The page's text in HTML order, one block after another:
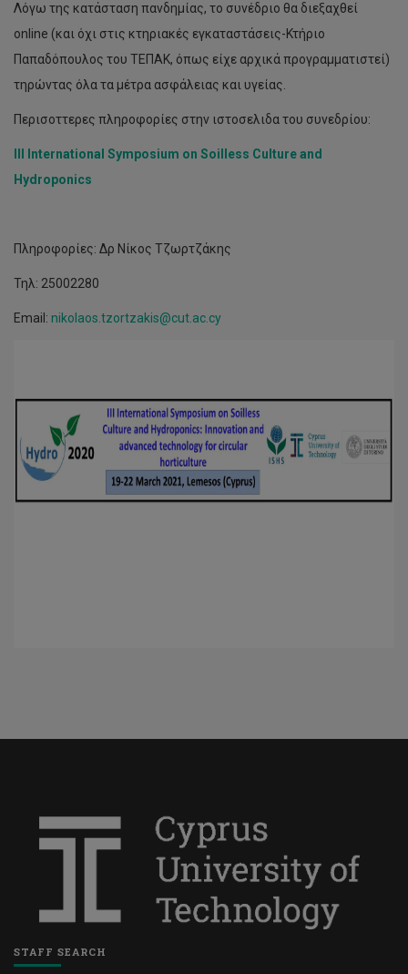
Λόγω της κατάσταση πανδημίας, το συνέδριο θα διεξαχθεί
online (και όχι στις κτηριακές εγκαταστάσεις-Κτήριο
Παπαδόπουλος του ΤΕΠΑΚ, όπως είχε αρχικά προγραμματιστεί)
τηρώντας όλα τα μέτρα ασφάλειας και υγείας.
Περισοττερες πληροφορίες στην ιστοσελιδα του συνεδρίου:
III International Symposium on Soilless Culture and
Hydroponics
Πληροφορίες: Δρ Νίκος Τζωρτζάκης
Τηλ: 25002280
Email: nikolaos.tzortzakis@cut.ac.cy
STAFF SEARCH